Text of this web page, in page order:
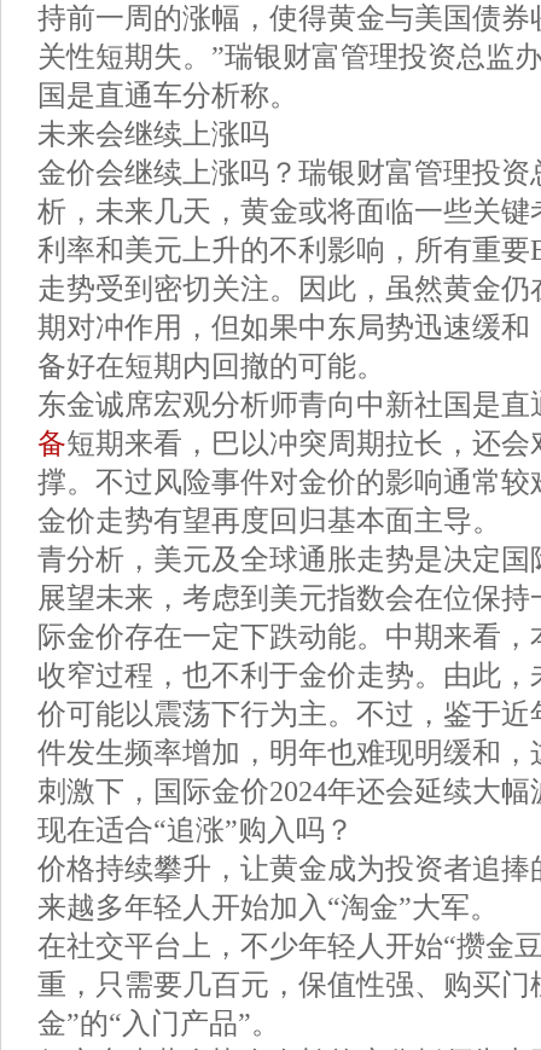
持前一周的涨幅，使得黄金与美国债
关性短期失。”瑞银财富管理投资总监
国是直通车分析称。
未来会继续上涨吗
金价会继续上涨吗？瑞银财富管理投资
析，未来几天，黄金或将面临一些关
利率和美元上升的不利影响，所有重要
走势受到密切关注。因此，虽然黄金
期对冲作用，但如果中东局势迅速缓
备好在短期内回撤的可能。
东金诚席宏观分析师青向中新社国是直
备短期来看，巴以冲突周期拉长，还
撑。不过风险事件对金价的影响通常
金价走势有望再度回归基本面主导。
青分析，美元及全球通胀走势是决定
展望未来，考虑到美元指数会在位保
际金价存在一定下跌动能。中期来看
收窄过程，也不利于金价走势。由此
价可能以震荡下行为主。不过，鉴于
件发生频率增加，明年也难现明缓和
刺激下，国际金价2024年还会延续大幅
现在适合“追涨”购入吗？
价格持续攀升，让黄金成为投资者追捧
来越多年轻人开始加入“淘金”大军。
在社交平台上，不少年轻人开始“攒金
重，只需要几百元，保值性强、购买门
金”的“入门产品”。